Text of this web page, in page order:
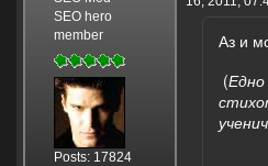
SEO hero
member
Posts: 17824
Аз и
(